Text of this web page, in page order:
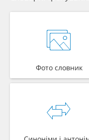
Фото словник